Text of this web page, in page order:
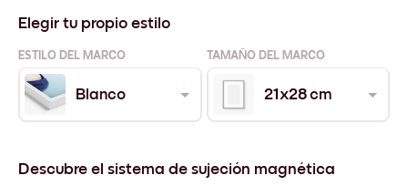
Elegir tu propio estilo
ESTILO DEL MARCO TAMAÑO DEL MARCO
Blanco 21x28 cm
Descubre el sistema de sujeción magnética